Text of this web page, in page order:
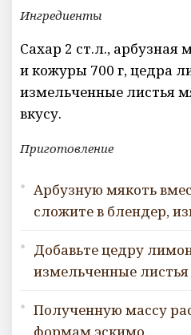
Ингредиенты
Сахар 2 ст.л., арбузная
и кожуры 700 г, цедра
измельченные листья
вкусу.
Приготовление
Арбузную мякоть
сложите в блендер,
Добавьте цедру
измельченные листья
Полученную массу
формам эскимо.